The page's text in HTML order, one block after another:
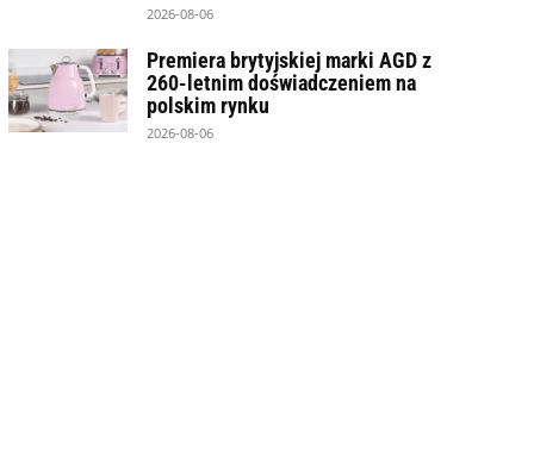
2026-08-06
Premiera brytyjskiej marki AGD z
260-letnim doświadczeniem na
polskim rynku
2026-08-06